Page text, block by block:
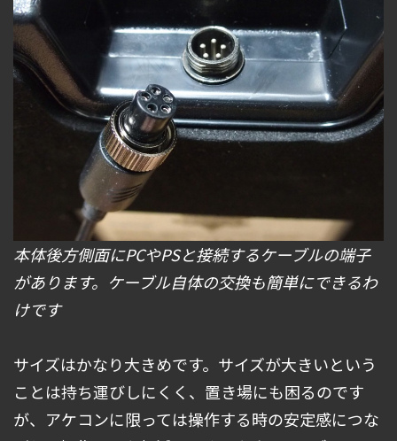
本体後方側面にPCやPSと接続するケーブルの端子
があります。ケーブル自体の交換も簡単にできるわ
けです
サイズはかなり大きめです。サイズが大きいという
ことは持ち運びしにくく、置き場にも困るのです
が、アケコンに限っては操作する時の安定感につな